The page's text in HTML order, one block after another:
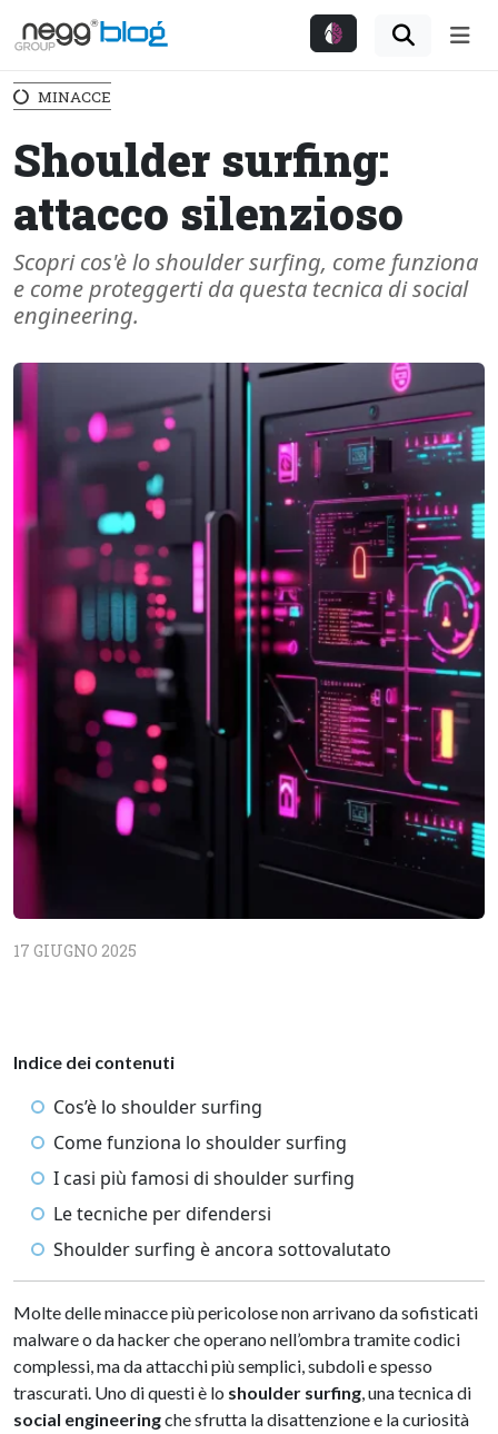
MINACCE
Shoulder surfing:
attacco silenzioso
Scopri cos'è lo shoulder surfing, come funziona
e come proteggerti da questa tecnica di social
engineering.
17 GIUGNO 2025
Indice dei contenuti
Cos’è lo shoulder surfing
Come funziona lo shoulder surfing
I casi più famosi di shoulder surfing
Le tecniche per difendersi
Shoulder surfing è ancora sottovalutato
Molte delle minacce più pericolose non arrivano da sofisticati
malware o da hacker che operano nell’ombra tramite codici
complessi, ma da attacchi più semplici, subdoli e spesso
trascurati. Uno di questi è lo shoulder surfing, una tecnica di
social engineeringche sfrutta la disattenzione e la curiosità